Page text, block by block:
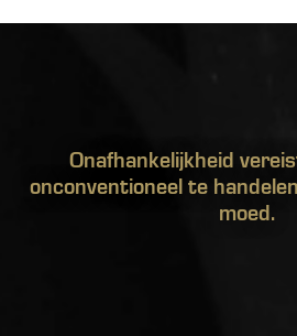
Onafhankelijkheid
onconventioneel te
moed.